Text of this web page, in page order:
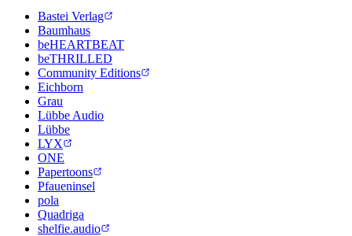
Bastei Verlag
Baumhaus
beHEARTBEAT
beTHRILLED
Community Editions
Eichborn
Grau
Lübbe Audio
Lübbe
LYX
ONE
Papertoons
Pfaueninsel
pola
Quadriga
shelfie.audio